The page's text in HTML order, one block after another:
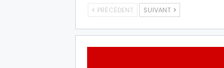
PRÉCÉDENT SUIVANT